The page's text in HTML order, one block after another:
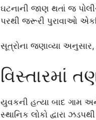
ઘટનાની જાણ થતાં જ
પરથી જરૂરી પુરાવાઓ
સૂત્રોના જણાવ્યા
વિસ્તારમાં
યુવકની હત્યા બાદ ગામ
સ્થાનિક લોકો દ્વારા